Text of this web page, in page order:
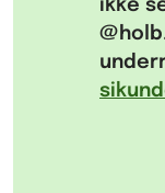
ikke
@